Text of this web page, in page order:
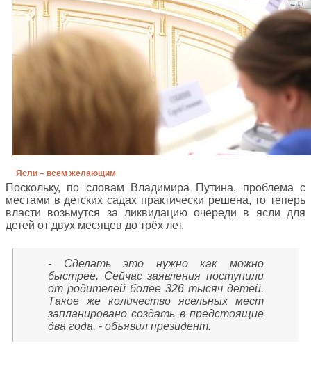
Ясли – всем желающим
Поскольку, по словам Владимира Путина, проблема с
местами в детских садах практически решена, то теперь
власти возьмутся за ликвидацию очереди в ясли для
детей от двух месяцев до трёх лет.
- Сделать это нужно как можно
быстрее. Сейчас заявления поступили
от родителей более 326 тысяч детей.
Такое же количество ясельных мест
запланировано создать в предстоящие
два года, - объявил президент.